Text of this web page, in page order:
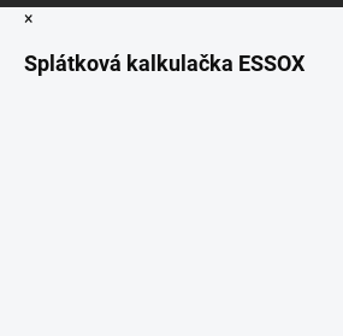
×
Splátková kalkulačka ESSOX